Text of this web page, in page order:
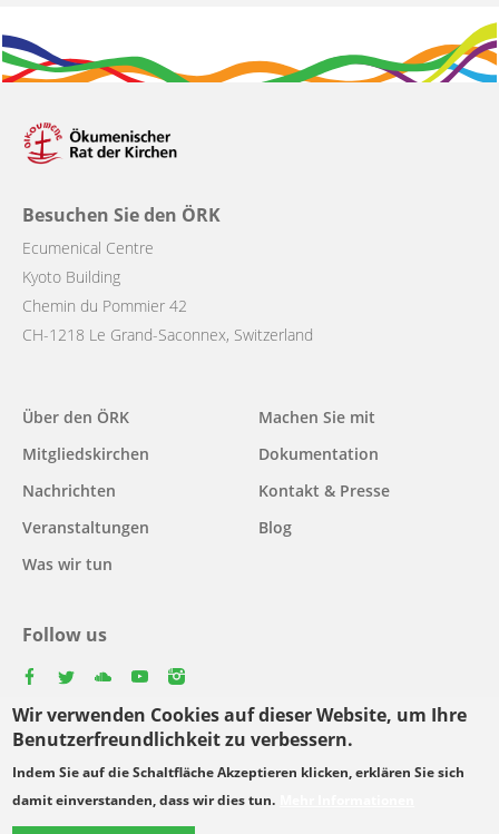
Wir verwenden Cookies auf dieser Website, um Ihre
Benutzerfreundlichkeit zu verbessern.
Indem Sie auf die Schaltfläche Akzeptieren klicken, erklären Sie sich
damit einverstanden, dass wir dies tun.
Besuchen Sie den ÖRK
Ecumenical Centre
Kyoto Building
Chemin du Pommier 42
CH-1218 Le Grand-Saconnex, Switzerland
Main
navigation
Über den ÖRK
Mitgliedskirchen
Nachrichten
Veranstaltungen
Was wir tun
Machen Sie mit
Dokumentation
Kontakt & Presse
Blog
Follow us
Select
your
language
Footer
menu
© Copyright WCC 2026
Bedingungen für die Nutzung
Datenschutzgrundsätze